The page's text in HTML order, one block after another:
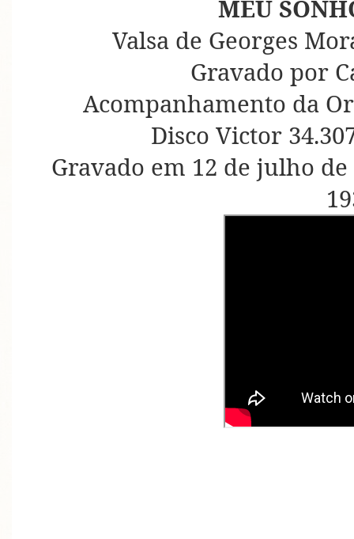
MEU
Valsa de Georges
Gravado por
Acompanhamento da
Disco Victor
Gravado em 12 de julho